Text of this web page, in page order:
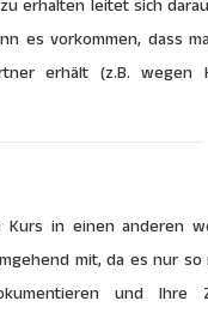
erhalten leitet sich
es vorkommen, dass
erhält (z.B. wegen
Kurs in einen anderen
mit, da es nur so
und Ihre